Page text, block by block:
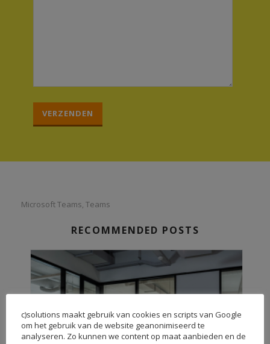
G
l
e
l
d
l
e
e
g
Microsoft Teams, Teams
RECOMMENDED POSTS
c)solutions maakt gebruik van cookies en scripts van Google
om het gebruik van de website geanonimiseerd te
analyseren. Zo kunnen we content op maat aanbieden en de